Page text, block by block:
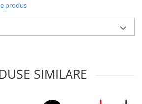
produs
SIMILARE